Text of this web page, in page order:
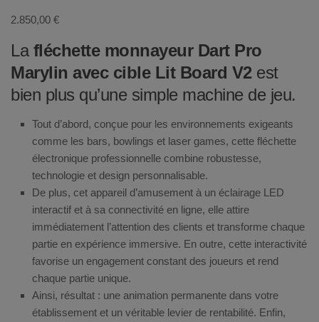
2.850,00 €
La fléchette monnayeur Dart Pro
Marylin avec cible Lit Board V2est
bien plus qu’une simple machine de jeu.
Tout d’abord, conçue pour les environnements exigeants
comme les bars, bowlings et laser games, cette fléchette
électronique professionnelle combine robustesse,
technologie et design personnalisable.
De plus, cet appareil d’amusement à un éclairage LED
interactif et à sa connectivité en ligne, elle attire
immédiatement l’attention des clients et transforme chaque
partie en expérience immersive. En outre, cette interactivité
favorise un engagement constant des joueurs et rend
chaque partie unique.
Ainsi, résultat : une animation permanente dans votre
établissement et un véritable levier de rentabilité. Enfin,